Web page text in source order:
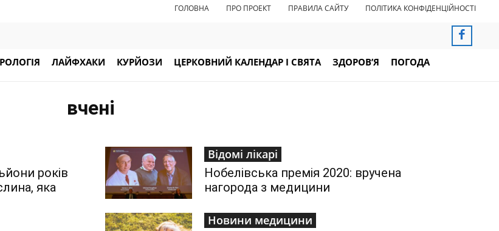
ГОЛОВНА ПРО ПРОЕКТ ПРАВИЛА САЙТУ ПОЛІТИКА КОНФІДЕНЦІЙНОСТІ
ЛАЙФХАКИ КУРЙОЗИ ЦЕРКОВНИЙ КАЛЕНДАР І СВЯТА ЗДОРОВ’Я ПОГОДА
вчені
років
яка
Відомі лікарі
Нобелівська премія 2020: вручена
нагорода з медицини
Новини медицини